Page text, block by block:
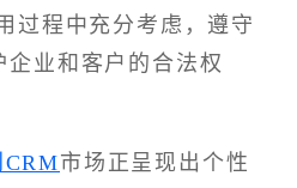
过程中充分考虑，遵守
业和客户的合法权
市场正呈现出个性